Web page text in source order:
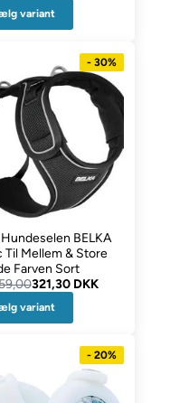
variant
- 30%
BELKA
Til Mellem & Store
Farven Sort
321,30 DKK
variant
- 20%